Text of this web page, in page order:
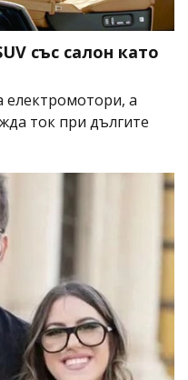
със салон като
електромотори, а
ток при дългите